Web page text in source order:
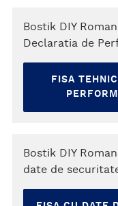
Bostik DIY
Declaratia de
FISA
Bostik DIY
date de